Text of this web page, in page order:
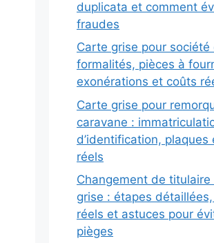
duplicata et comment
fraudes
Carte grise pour société
formalités, pièces à
exonérations et coûts
Carte grise pour
caravane :
d’identification, plaques
réels
Changement de titulaire
grise : étapes
réels et astuces pour
pièges